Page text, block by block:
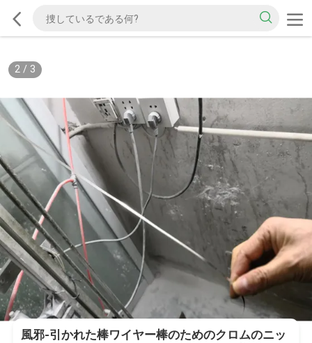
2/ 3
風邪-引かれた棒ワイヤー棒のためのクロムのニッ